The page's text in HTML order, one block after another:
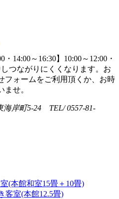
・14:00～16:30】 10:00～12:00・
つながりにくくなります。お
フォームをご利用頂くか、お時
せ。
岸町5-24 TEL/ 0557-81-
(本館和室15畳＋10畳)
客室(本館12.5畳)